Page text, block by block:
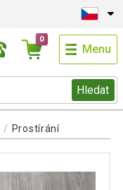
Hledat
0
Menu
Prostírání